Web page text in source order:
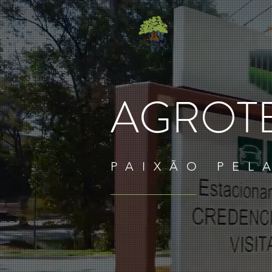
PAIXÃO
Explore o melhor em paisagismo
residenciais. Transforme seu